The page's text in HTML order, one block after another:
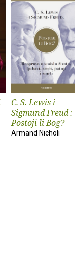
C. S. Lewis i
Sigmund Freud :
Postoji li Bog?
Armand Nicholi